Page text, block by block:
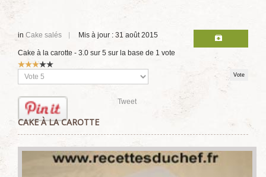
in Cake salés Mis à jour : 31 août 2015
Cake à la carotte - 3.0 sur 5 sur la base de 1 vote
Vote
utilisateur:
Veuillez
voter
Tweet
CAKE À LA CAROTTE